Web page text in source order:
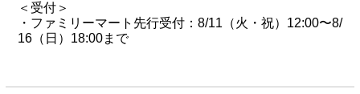
＜受付＞
・ファミリーマート先行受付：8/11（火・祝）12:00〜8/
16（日）18:00まで